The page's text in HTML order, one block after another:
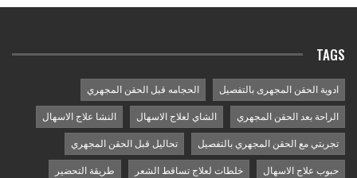
TAGS
ادوية الحقن المجهرى بالتفصيل الحجامه قبل الحقن المجهري
الراحة بعد الحقن المجهري الشاي لعلاج الاسهال النشا علاج الاسهال
تجربتي مع الحقن المجهري بالتفصيل تحاليل قبل الحقن المجهري
حبوب علاج الاسهال خلطات لعلاج تساقط الشعر طريقة التحضير